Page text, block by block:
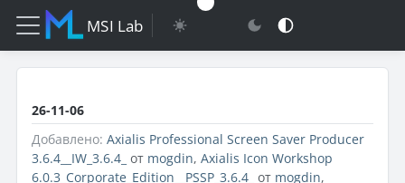
MSI Lab
26-11-06
Добавлено: Axialis Professional Screen Saver Producer
3.6.4__IW_3.6.4_ от mogdin, Axialis Icon Workshop
6.0.3_Corporate_Edition__PSSP_3.6.4_ от mogdin,